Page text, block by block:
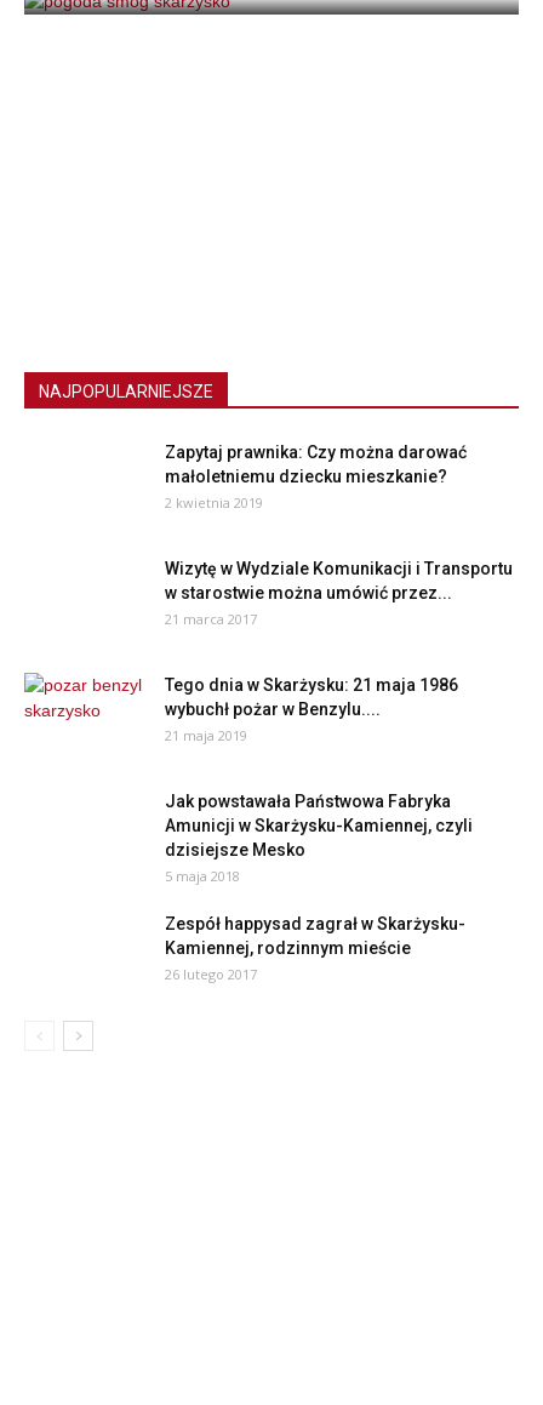
NAJPOPULARNIEJSZE
Zapytaj prawnika: Czy można darować
małoletniemu dziecku mieszkanie?
2 kwietnia 2019
Wizytę w Wydziale Komunikacji i Transportu
w starostwie można umówić przez...
21 marca 2017
Tego dnia w Skarżysku: 21 maja 1986
wybuchł pożar w Benzylu....
21 maja 2019
Jak powstawała Państwowa Fabryka
Amunicji w Skarżysku-Kamiennej, czyli
dzisiejsze Mesko
5 maja 2018
Zespół happysad zagrał w Skarżysku-
Kamiennej, rodzinnym mieście
26 lutego 2017